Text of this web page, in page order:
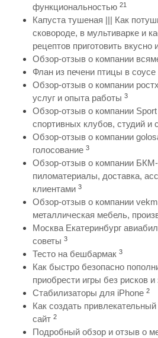
функциональностью 21
Капуста тушеная ||| Как
сковороде, в мультиварке и
рецептов приготовить вкусно
Обзор-отзыв о компании
Флан из печени птицы в
Обзор-отзыв о компании
услуг и опыта работы 3
Обзор-отзыв о компании
спортивных клубов, студий и
Обзор-отзыв о компании
голосование 3
Обзор-отзыв о компании
пиломатериалы, доставка,
клиентами 3
Обзор-отзыв о компании
металлическая мебель,
Москва Екатеринбург
советы 3
Тесто на бешбармак 3
Как быстро безопасно
приобрести игры без рисков
Стабилизаторы для iPhone 2
Как создать
сайт 2
Подробный обзор и отзыв о